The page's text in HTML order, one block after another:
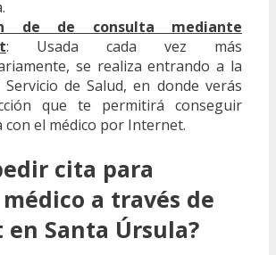
de de consulta mediante
: Usada cada vez más
se realiza entrando a la
de Salud, en donde verás
que te permitirá conseguir
con el médico por Internet.
cita para
a través de
Santa Úrsula?